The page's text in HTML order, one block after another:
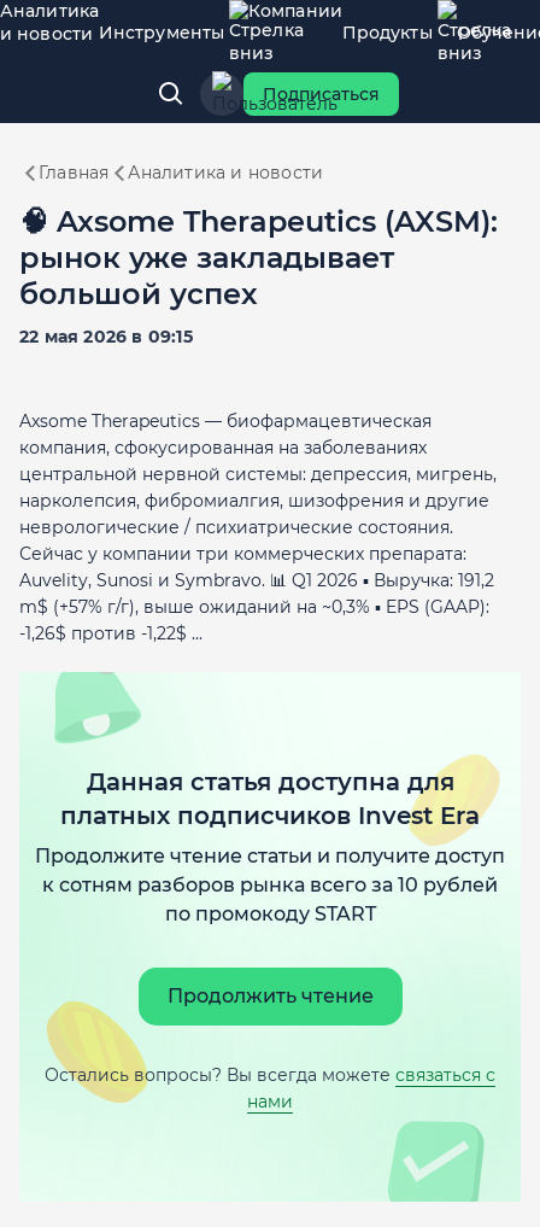
Аналитика
и новости Инструменты
Компании
Продукты
Подписаться
Главная Аналитика и новости
🧠 Axsome Therapeutics (AXSM):
рынок уже закладывает
большой успех
22 мая 2026 в 09:15
Axsome Therapeutics — биофармацевтическая
компания, сфокусированная на заболеваниях
центральной нервной системы: депрессия, мигрень,
нарколепсия, фибромиалгия, шизофрения и другие
неврологические / психиатрические состояния.
Сейчас у компании три коммерческих препарата:
Auvelity, Sunosi и Symbravo. 📊 Q1 2026 ▪️ Выручка: 191,2
m$ (+57% г/г), выше ожиданий на ~0,3% ▪️ EPS (GAAP):
-1,26$ против -1,22$ ...
Данная статья доступна для
платных подписчиков Invest Era
Продолжите чтение статьи и получите доступ
к сотням разборов рынка всего за 10 рублей
по промокоду START
Продолжить чтение
Остались вопросы? Вы всегда можете связаться с
нами